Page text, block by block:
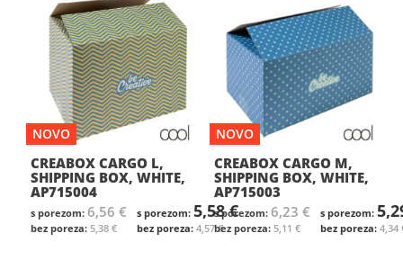
NOVO
CREABOX CARGO L,
SHIPPING BOX, WHITE,
AP715004
6,56 €
5,38 €
5,58 €
4,57 €
NOVO
CREABOX CARGO M,
SHIPPING BOX, WHITE,
AP715003
6,23 €
5,11 € 4,34